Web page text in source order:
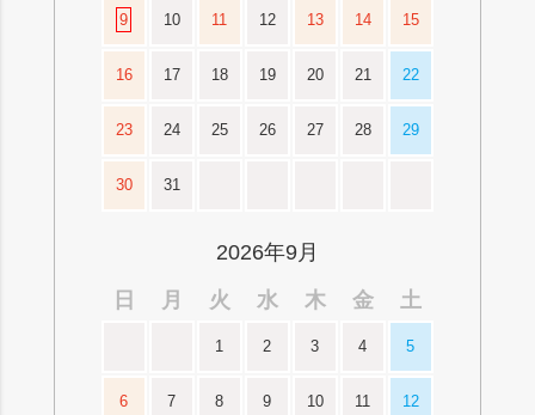
9 10 11 12 13 14 15
16 17 18 19 20 21 22
23 24 25 26 27 28 29
30 31
2026年9月
日
月 火 水 木 金 土
1 2 3 4 5
6 7 8 9 10 11 12